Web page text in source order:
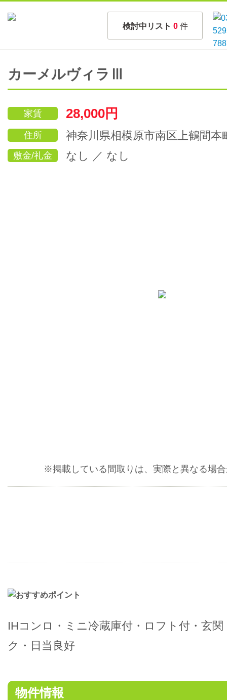
検討中リスト 0 件
カーメルヴィラⅢ
家賃 28,000円
住所 神奈川県相模原市南区上鶴間本
敷金/礼金 なし ／ なし
※掲載している間取りは、実際と異なる場
IHコンロ・ミニ冷蔵庫付・ロフト付・玄
ク・日当良好
物件情報